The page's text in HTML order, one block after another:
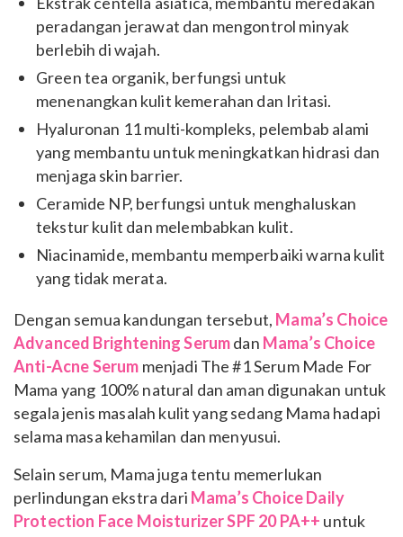
peradangan jerawat dan mengontrol minyak
berlebih di wajah.
Green tea organik, berfungsi untuk
menenangkan kulit kemerahan dan Iritasi.
Hyaluronan 11 multi-kompleks, pelembab alami
yang membantu untuk meningkatkan hidrasi dan
menjaga skin barrier.
Ceramide NP, berfungsi untuk menghaluskan
tekstur kulit dan melembabkan kulit.
Niacinamide, membantu memperbaiki warna kulit
yang tidak merata.
Dengan semua kandungan tersebut, Mama’s Choice
Advanced Brightening Serumdan Mama’s Choice
Anti-Acne Serum menjadi The #1 Serum Made For
Mama yang 100% natural dan aman digunakan untuk
segala jenis masalah kulit yang sedang Mama hadapi
selama masa kehamilan dan menyusui.
Selain serum, Mama juga tentu memerlukan
perlindungan ekstra dari Mama’s Choice Daily
Protection Face Moisturizer SPF 20 PA++ untuk